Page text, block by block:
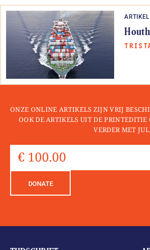
ARTIKEL
ONZE ONLINE ARTIKELS ZIJN VRIJ
OOK DE ARTIKELS UIT DE
VERDER MET
DONATE